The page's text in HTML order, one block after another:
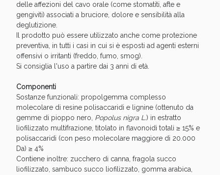
delle affezioni del cavo orale (come stomatiti, afte e
gengiviti) associati a bruciore, dolore e sensibilità alla
deglutizione.
Il prodotto può essere utilizzato anche come protezione
preventiva, in tutti i casi in cui si è esposti ad agenti esterni
offensivi o irritanti (freddo, fumo, smog).
Si consiglia l'uso a partire dai 3 anni di età.
Componenti
Sostanze funzionali: propolgemma complesso
molecolare di resine polisaccaridi e lignine (ottenuto da
gemme di pioppo nero, Popolus nigra L.) in estratto
liofilizzato multifrazione, titolato in flavonoidi totali ≥ 15% e
polisaccaridi (con peso molecolare maggiore di 20.000
Da) ≥ 4%
Contiene inoltre: zucchero di canna, fragola succo
liofilizzato, sambuco succo liofilizzato, gomma arabica,
Sconto fino al 55% disponibile oggi!